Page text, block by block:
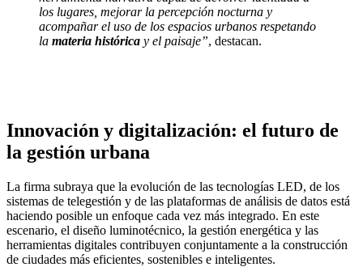
los lugares, mejorar la percepción nocturna y
acompañar el uso de los espacios urbanos respetando
la materia histórica y el paisaje”, destacan.
Innovación y digitalización: el futuro de
la gestión urbana
La firma subraya que la evolución de las tecnologías LED, de los
sistemas de telegestión y de las plataformas de análisis de datos está
haciendo posible un enfoque cada vez más integrado. En este
escenario, el diseño luminotécnico, la gestión energética y las
herramientas digitales contribuyen conjuntamente a la construcción
de ciudades más eficientes, sostenibles e inteligentes.